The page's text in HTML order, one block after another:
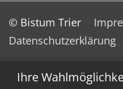
Ihre
© Bistum Trier
Datenschutzerklärung